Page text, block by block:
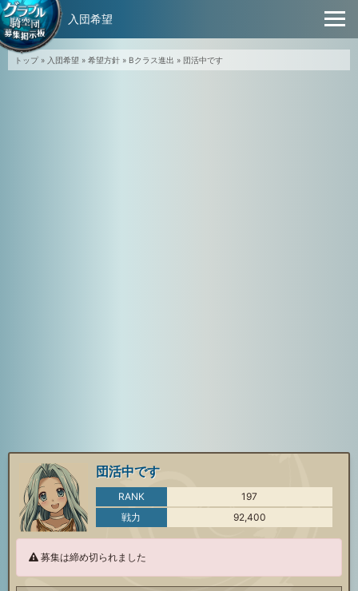
トップ» 入団希望 » 希望方針 » Bクラス進出 » 団活中です
団活中です
RANK
197
戦力
92,400
募集は締め切られました
入団希望